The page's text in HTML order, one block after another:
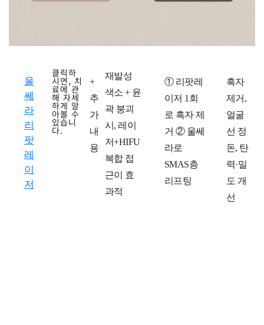
울
쎄
라
리
팟
레
이
저
클릭하
시면, 치
료에 관
해 자세
하게 알
아볼 수
있습니
다.
+
추
가
내
용
재발성
색소 + 윤
곽 붕괴
시, 레이
저+HIFU
복합 접
근이 효
과적
① 리팟레
이저 1회
로 흑자 제
거 ② 울쎄
라로
SMAS층
리프팅
흑자
제거,
얼굴
선 정
돈, 탄
력·밀
도 개
선